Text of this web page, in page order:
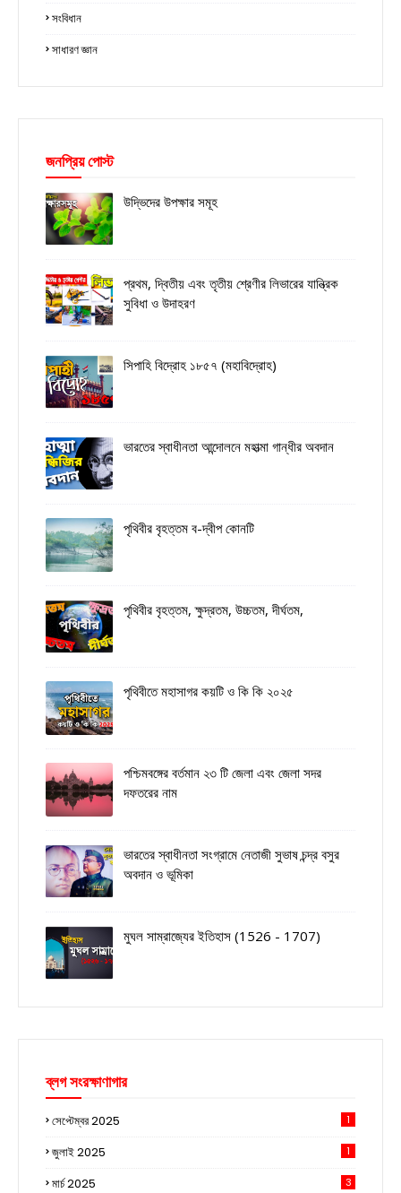
সংবিধান
সাধারণ জ্ঞান
জনপ্রিয় পোস্ট
উদ্ভিদের উপক্ষার সমূহ
প্রথম, দ্বিতীয় এবং তৃতীয় শ্রেণীর লিভারের যান্ত্রিক
সুবিধা ও উদাহরণ
সিপাহি বিদ্রোহ ১৮৫৭ (মহাবিদ্রোহ)
ভারতের স্বাধীনতা আন্দোলনে মহাত্মা গান্ধীর অবদান
পৃথিবীর বৃহত্তম ব-দ্বীপ কোনটি
পৃথিবীর বৃহত্তম, ক্ষুদ্রতম, উচ্চতম, দীর্ঘতম,
পৃথিবীতে মহাসাগর কয়টি ও কি কি ২০২৫
পশ্চিমবঙ্গের বর্তমান ২৩ টি জেলা এবং জেলা সদর
দফতরের নাম
ভারতের স্বাধীনতা সংগ্রামে নেতাজী সুভাষ চন্দ্র বসুর
অবদান ও ভূমিকা
মুঘল সাম্রাজ্যের ইতিহাস (1526 - 1707)
ব্লগ সংরক্ষাণাগার
সেপ্টেম্বর 2025 1
জুলাই 2025 1
মার্চ 2025 3